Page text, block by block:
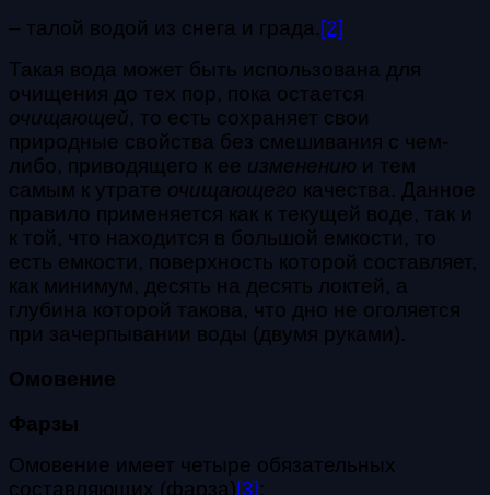
– талой водой из снега и града. [2]
Такая вода может быть использована для
очищения до тех пор, пока остается
очищающей, то есть сохраняет свои
природные свойства без смешивания с чем-
либо, приводящего к ее изменению и тем
самым к утрате очищающего качества. Данное
правило применяется как к текущей воде, так и
к той, что находится в большой емкости, то
есть емкости, поверхность которой составляет,
как минимум, десять на десять локтей, а
глубина которой такова, что дно не оголяется
при зачерпывании воды (двумя руками).
Омовение
Фарзы
Омовение имеет четыре обязательных
составляющих (фарза)[3]: